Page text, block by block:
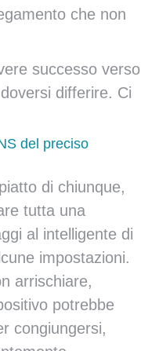
che non
successo verso
differire. Ci
del preciso
di chiunque,
tutta una
al intelligente di
impostazioni.
arrischiare,
potrebbe
congiungersi,